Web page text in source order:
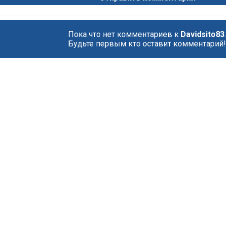
Пока что нет комментариев к Davidsito83.
Будьте первым кто оставит комментарий!